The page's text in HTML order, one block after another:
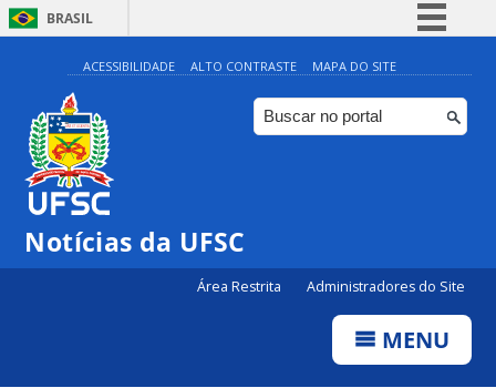
BRASIL
Simplifique!
Comunica BR
Participe
ACESSIBILIDADE ALTO CONTRASTE MAPA DO SITE
Notícias da UFSC
Área Restrita Administradores do Site
MENU